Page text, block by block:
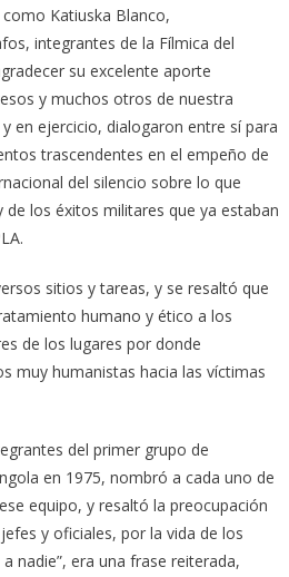
Katiuska Blanco,
integrantes de la Fílmica del
su excelente aporte
y muchos otros de nuestra
en ejercicio, dialogaron entre sí para
trascendentes en el empeño de
del silencio sobre lo que
de los éxitos militares que ya estaban
sitios y tareas, y se resaltó que
humano y ético a los
de los lugares por donde
muy humanistas hacia las víctimas
del primer grupo de
en 1975, nombró a cada uno de
equipo, y resaltó la preocupación
y oficiales, por la vida de los
nadie”, era una frase reiterada,